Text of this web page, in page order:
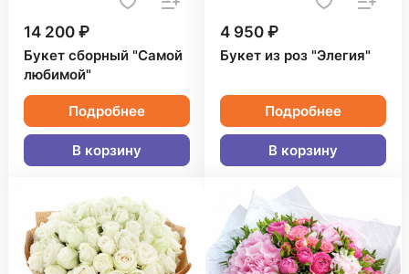
14 200 ₽
Букет сборный "Самой
любимой"
Подробнее
В корзину
4 950 ₽
Букет из роз "Элегия"
Подробнее
В корзину